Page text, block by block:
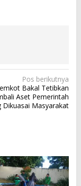
Pos berikutnya
Bakal Tetibkan
Aset Pemerintah
Dikuasai Masyarakat